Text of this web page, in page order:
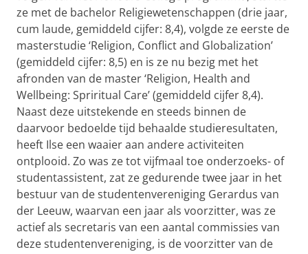
ze met de bachelor Religiewetenschappen (drie jaar,
cum laude, gemiddeld cijfer: 8,4), volgde ze eerste de
masterstudie ‘Religion, Conflict and Globalization’
(gemiddeld cijfer: 8,5) en is ze nu bezig met het
afronden van de master ‘Religion, Health and
Wellbeing: Spriritual Care’ (gemiddeld cijfer 8,4).
Naast deze uitstekende en steeds binnen de
daarvoor bedoelde tijd behaalde studieresultaten,
heeft Ilse een waaier aan andere activiteiten
ontplooid. Zo was ze tot vijfmaal toe onderzoeks- of
studentassistent, zat ze gedurende twee jaar in het
bestuur van de studentenvereniging Gerardus van
der Leeuw, waarvan een jaar als voorzitter, was ze
actief als secretaris van een aantal commissies van
deze studentenvereniging, is de voorzitter van de